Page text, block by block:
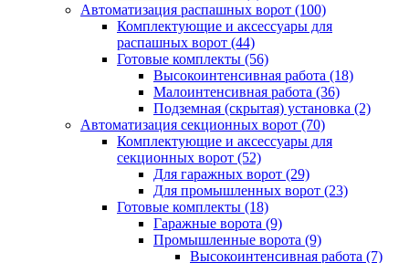
Автоматизация распашных ворот (100)
Комплектующие и аксессуары для
распашных ворот (44)
Готовые комплекты (56)
Высокоинтенсивная работа (18)
Малоинтенсивная работа (36)
Подземная (скрытая) установка (2)
Автоматизация секционных ворот (70)
Комплектующие и аксессуары для
секционных ворот (52)
Для гаражных ворот (29)
Для промышленных ворот (23)
Готовые комплекты (18)
Гаражные ворота (9)
Промышленные ворота (9)
Высокоинтенсивная работа (7)